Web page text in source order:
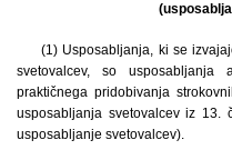
(1) Usposabljanja, ki se
svetovalcev, so usposabljanja
praktičnega pridobivanja
usposabljanja svetovalcev iz 13.
usposabljanje svetovalcev).